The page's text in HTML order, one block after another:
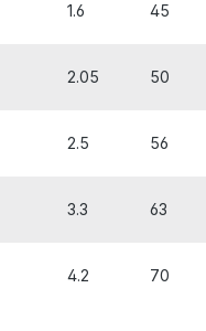
1.6 45
2.05 50
2.5 56
3.3 63
4.2 70